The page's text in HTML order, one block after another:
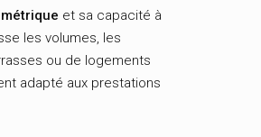
et sa capacité à
les volumes, les
ou de logements
adapté aux prestations